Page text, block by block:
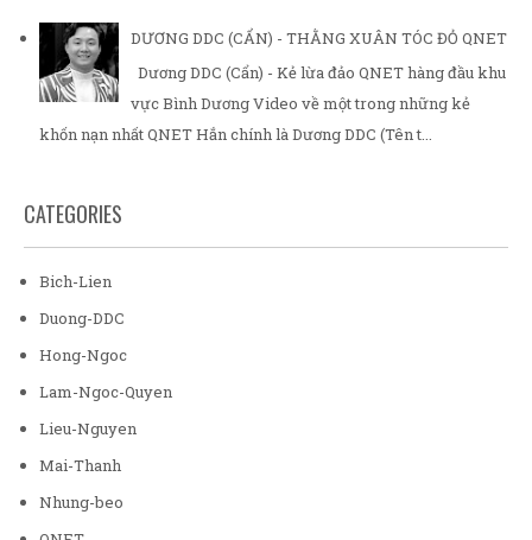
DƯƠNG DDC (CẨN) - THẰNG XUÂN TÓC ĐỎ QNET
Dương DDC (Cẩn) - Kẻ lừa đảo QNET hàng đầu khu
vực Bình Dương Video về một trong những kẻ
khốn nạn nhất QNET Hắn chính là Dương DDC (Tên t...
CATEGORIES
Bich-Lien
Duong-DDC
Hong-Ngoc
Lam-Ngoc-Quyen
Lieu-Nguyen
Mai-Thanh
Nhung-beo